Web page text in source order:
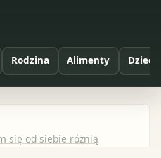
Rodzina Alimenty Dzieci
się od siebie różnią